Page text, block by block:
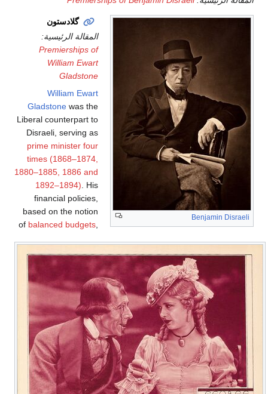
Benjamin Disraeli
گلادستون
المقالة الرئيسية:
Premierships of
William Ewart
Gladstone
William Ewart
Gladstone was the
Liberal counterpart to
Disraeli, serving as
prime minister four
times (1868–1874,
1880–1885, 1886 and
1892–1894) . His
financial policies,
based on the notion
of balanced budgets